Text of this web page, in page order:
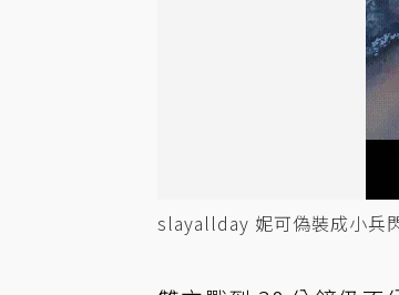
slayallday 妮可偽裝成小兵